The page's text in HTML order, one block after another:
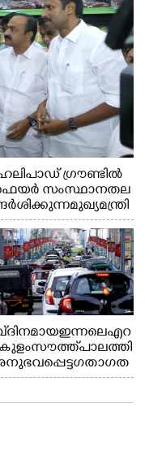
ഗ്രൗണ്ടിൽ
സംസ്ഥാനതല
മുഖ്യമന്ത്രി
സമീപം
ദിനമായ ഇന്നലെ എറ
സൗത്ത് പാലത്തി
ഗതാഗത